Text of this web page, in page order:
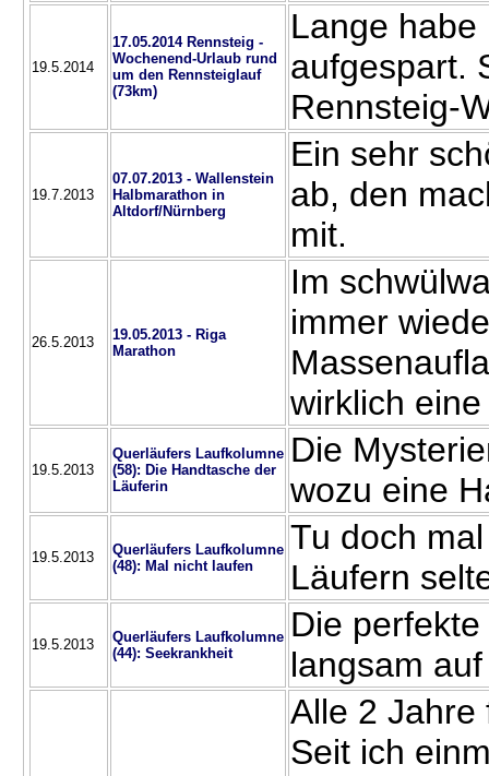
19.5.2014
17.05.2014 Rennsteig -
Wochenend-Urlaub rund
um den Rennsteiglauf
(73km)
Lange
aufgespart.
Rennsteig-
19.7.2013
07.07.2013 - Wallenstein
Halbmarathon in
Altdorf/Nürnberg
Ein sehr
ab, den
mit.
26.5.2013
19.05.2013 - Riga
Marathon
Im
immer
wirklich
19.5.2013
Querläufers Laufkolumne
(58): Die Handtasche der
Läuferin
Die
wozu eine
19.5.2013
Querläufers Laufkolumne
(48): Mal nicht laufen
Tu doch
Läufern
19.5.2013
Querläufers Laufkolumne
(44): Seekrankheit
Die
langsam
Alle 2 Jahre
Seit ich